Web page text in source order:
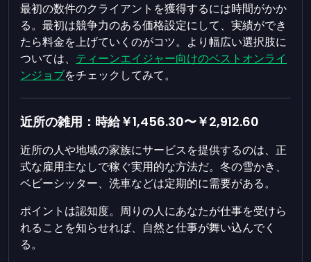
最初の数件のクライアントを獲得するには時間がかか
る。最初は競争力のある価格設定にして、実績ができ
たら料金を上げていくのがコツ。より幅広い選択肢に
ついては、 ティーンエイジャー向けのベストオンライ
ンジョブをチェックしてみて。
近所の雑用：時給￥1,456.30〜￥2,912.60
近所の人や地域の家族にサービスを提供するのは、正
式な雇用主なしで稼ぐ実用的な方法だ。冬の雪かき、
ベビーシッター、洗車などは定期的に需要がある。
ポイントは認知度。周りの人にあなたが仕事を受けら
れることを知らせれば、自然と仕事が舞い込んでく
る。